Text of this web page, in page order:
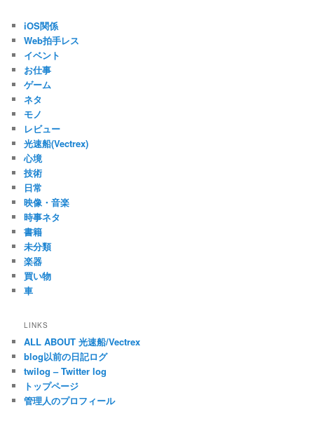
iOS関係
Web拍手レス
イベント
お仕事
ゲーム
ネタ
モノ
レビュー
光速船(Vectrex)
心境
技術
日常
映像・音楽
時事ネタ
書籍
未分類
楽器
買い物
車
LINKS
ALL ABOUT 光速船/Vectrex
blog以前の日記ログ
twilog – Twitter log
トップページ
管理人のプロフィール